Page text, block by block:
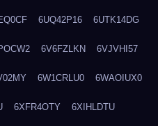
6UQ42P16 6UTK14DG
6V6FZLKN 6VJVHI57
6W1CRLU0 6WAOIUX0
6XFR4OTY 6XIHLDTU